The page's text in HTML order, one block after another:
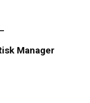
Manager